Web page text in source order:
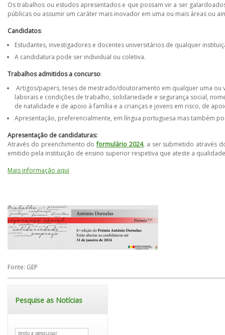
Os trabalhos ou estudos apresentados e que possam vir a ser
públicas ou assumir um caráter mais inovador em uma ou mais áreas ou
Candidatos:
Estudantes, investigadores e docentes universitários de qualquer
A candidatura pode ser individual ou coletiva.
Trabalhos admitidos a concurso:
Artigos/papers, teses de mestrado/doutoramento em qualquer uma
laborais e condições de trabalho, solidariedade e segurança social,
de natalidade e de apoio à família e a crianças e jovens em risco, de
Apresentação, preferencialmente, em língua portuguesa mas também
Apresentação de candidaturas:
Através do preenchimento doformulário 2024, a ser submetido através
emitido pela instituição de ensino superior respetiva que ateste a
Mais informação aqui
Fonte: GEP
Pesquise as Notícias